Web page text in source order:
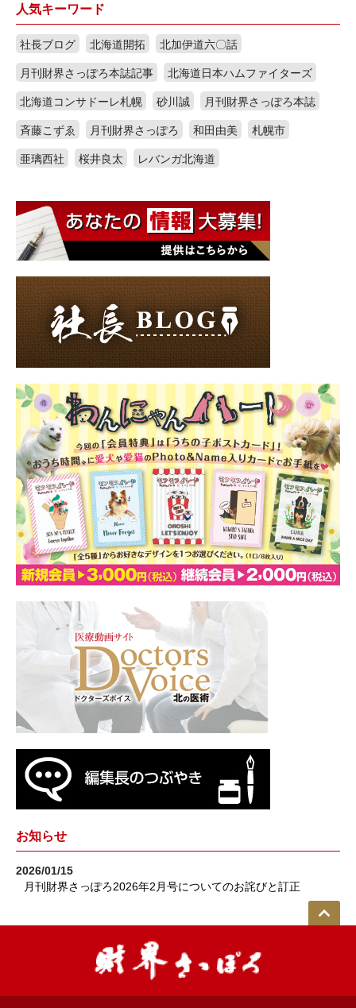
人気キーワード
社長ブログ 北海道開拓
北加伊道六〇話
月刊財界さっぽろ本誌記事
北海道日本ハムファイターズ
北海道コンサドーレ札幌
砂川誠
月刊財界さっぽろ本誌
斉藤こずゑ
月刊財界さっぽろ 和田由美
札幌市
亜璃西社
桜井良太 レバンガ北海道
お知らせ
2026/01/15
月刊財界さっぽろ2026年2月号についてのお詫びと訂正